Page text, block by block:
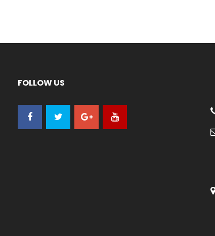
FOLLOW US